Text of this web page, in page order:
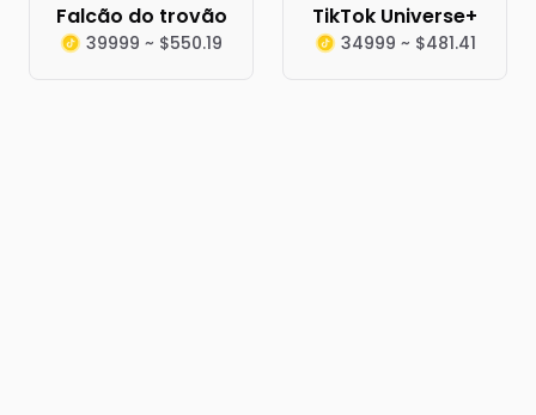
Falcão do trovão
39999 ~ $550.19
TikTok Universe+
34999 ~ $481.41